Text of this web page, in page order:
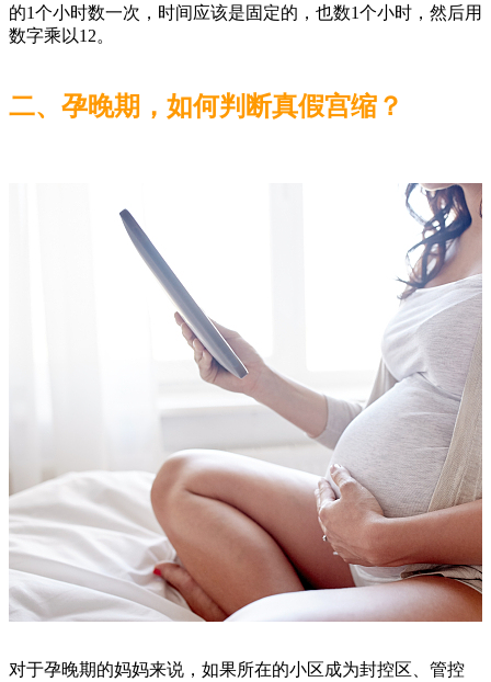
的1个小时数一次，时间应该是固定的，也数1个小时，然后用
数字乘以12。
二、孕晚期，如何判断真假宫缩？
对于孕晚期的妈妈来说，如果所在的小区成为封控区、管控